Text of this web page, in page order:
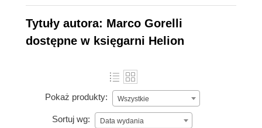
Tytuły autora: Marco Gorelli
dostępne w księgarni Helion
Pokaż produkty: Wszystkie
Sortuj wg: Data wydania